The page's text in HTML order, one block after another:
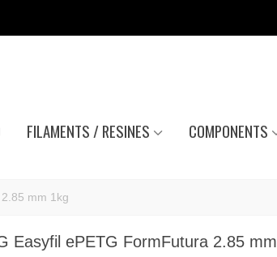
FILAMENTS / RESINES COMPONENTS
mm 1kg
Easyfil ePETG FormFutura 2.85 mm